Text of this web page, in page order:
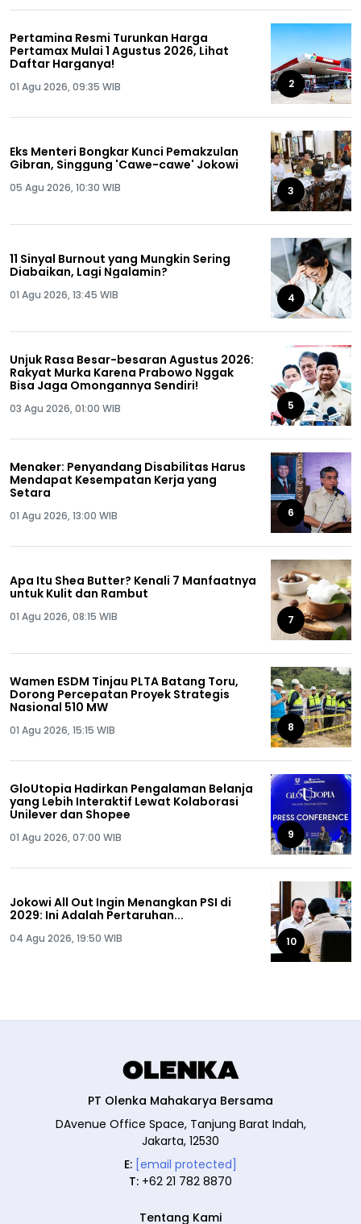
Pertamina Resmi Turunkan Harga
Pertamax Mulai 1 Agustus 2026, Lihat
Daftar Harganya!
01 Agu 2026, 09:35 WIB 2
Eks Menteri Bongkar Kunci Pemakzulan
Gibran, Singgung 'Cawe-cawe' Jokowi
05 Agu 2026, 10:30 WIB 3
11 Sinyal Burnout yang Mungkin Sering
Diabaikan, Lagi Ngalamin?
01 Agu 2026, 13:45 WIB 4
Unjuk Rasa Besar-besaran Agustus 2026:
Rakyat Murka Karena Prabowo Nggak
Bisa Jaga Omongannya Sendiri!
03 Agu 2026, 01:00 WIB 5
Menaker: Penyandang Disabilitas Harus
Mendapat Kesempatan Kerja yang
Setara
01 Agu 2026, 13:00 WIB 6
Apa Itu Shea Butter? Kenali 7 Manfaatnya
untuk Kulit dan Rambut
01 Agu 2026, 08:15 WIB 7
Wamen ESDM Tinjau PLTA Batang Toru,
Dorong Percepatan Proyek Strategis
Nasional 510 MW
01 Agu 2026, 15:15 WIB 8
GloUtopia Hadirkan Pengalaman Belanja
yang Lebih Interaktif Lewat Kolaborasi
Unilever dan Shopee
01 Agu 2026, 07:00 WIB 9
Jokowi All Out Ingin Menangkan PSI di
2029: Ini Adalah Pertaruhan...
04 Agu 2026, 19:50 WIB 10
PT Olenka Mahakarya Bersama
DAvenue Office Space, Tanjung Barat Indah,
Jakarta, 12530
E: [email protected]
T: +62 21 782 8870
Tentang Kami